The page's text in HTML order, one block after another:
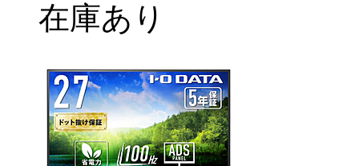
在庫あり